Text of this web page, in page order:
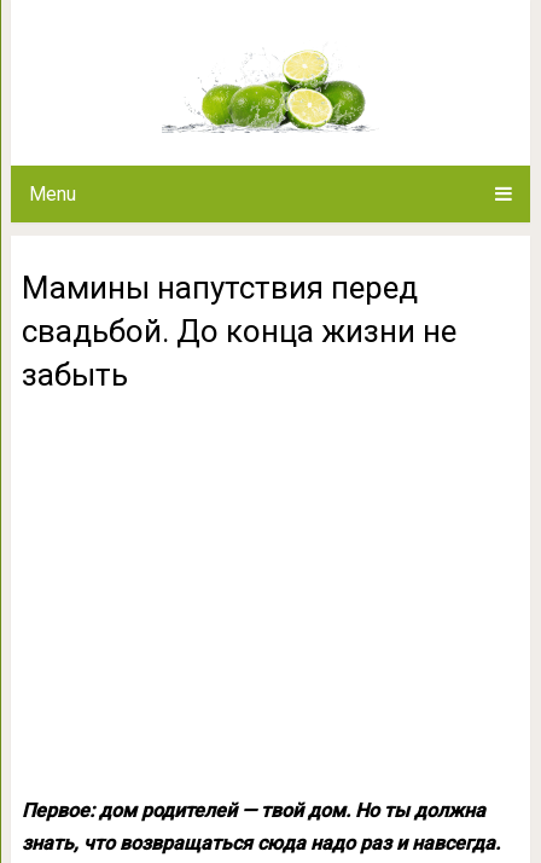
Menu
Мамины напутствия перед
свадьбой. До конца жизни не
забыть
Первое:дом родителей — твой дом. Но ты должна
знать, что возвращаться сюда надо раз и навсегда.